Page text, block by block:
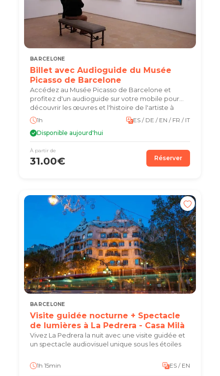
BARCELONE
Billet avec Audioguide du Musée
Picasso de Barcelone
Accédez au Musée Picasso de Barcelone et
profitez d'un audioguide sur votre mobile pour
découvrir les œuvres et l'histoire de l'artiste à
votre rythme
1h
ES / DE / EN / FR / IT
Disponible aujourd'hui
À partir de
31.00€ Réserver
BARCELONE
Visite guidée nocturne + Spectacle
de lumières à La Pedrera - Casa Milà
Vivez La Pedrera la nuit avec une visite guidée et
un spectacle audiovisuel unique sous les étoiles
1h 15min ES / EN